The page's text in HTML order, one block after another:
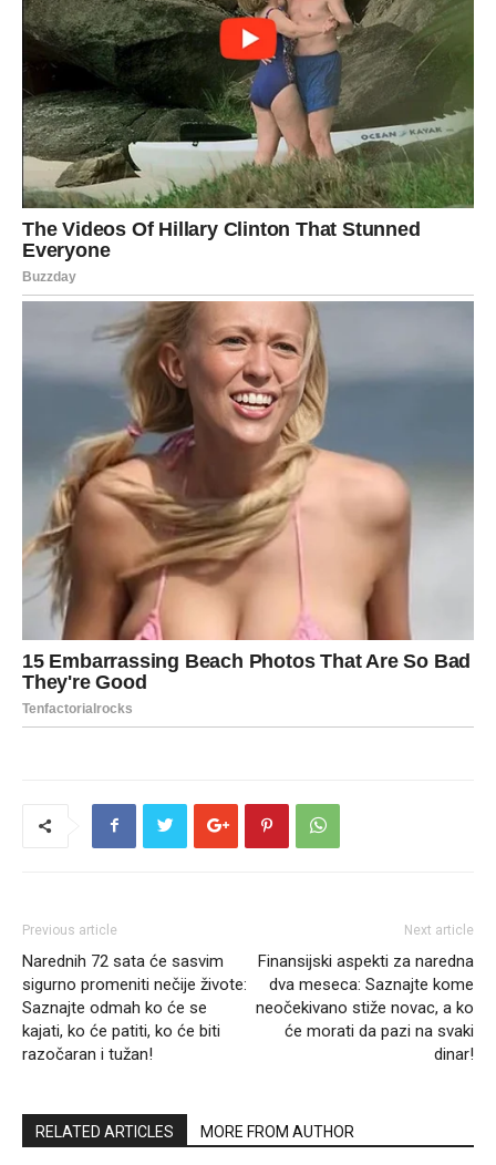
Previous article
Narednih 72 sata će sasvim
sigurno promeniti nečije živote:
Saznajte odmah ko će se
kajati, ko će patiti, ko će biti
razočaran i tužan!
Next article
Finansijski aspekti za naredna
dva meseca: Saznajte kome
neočekivano stiže novac, a ko
će morati da pazi na svaki
dinar!
RELATED ARTICLES MORE FROM AUTHOR